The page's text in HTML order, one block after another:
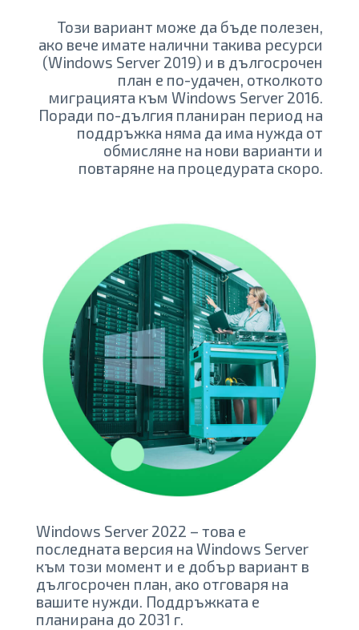
Този вариант може да бъде полезен,
ако вече имате налични такива ресурси
(Windows Server 2019) и в дългосрочен
план е по-удачен, отколкото
миграцията към Windows Server 2016.
Поради по-дългия планиран период на
поддръжка няма да има нужда от
обмисляне на нови варианти и
повтаряне на процедурата скоро.
Windows Server 2022 – това е
последната версия на Windows Server
към този момент и е добър вариант в
дългосрочен план, ако отговаря на
вашите нужди. Поддръжката е
планирана до 2031 г.